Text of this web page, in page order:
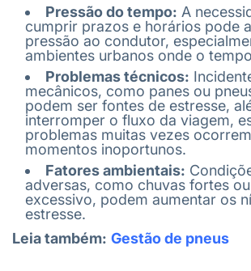
Pressão do tempo: A
cumprir prazos e horários pode
pressão ao condutor,
ambientes urbanos onde o
Problemas técnicos:
mecânicos, como panes ou
podem ser fontes de estresse,
interromper o fluxo da viagem,
problemas muitas vezes
momentos inoportunos.
Fatores ambientais:
adversas, como chuvas fortes
excessivo, podem aumentar os
estresse.
Leia também: Gestão de pneus